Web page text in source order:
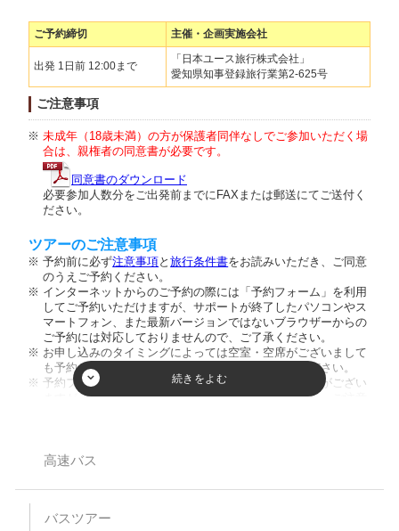
ご予約締切 主催・企画実施会社
出発 1日前 12:00まで
「日本ユース旅行株式会社」
愛知県知事登録旅行業第2-625号
ご注意事項
未成年（18歳未満）の方が保護者同伴なしでご参加いただく場
合は、親権者の同意書が必要です。
同意書のダウンロード
必要参加人数分をご出発前までにFAXまたは郵送にてご送付く
ださい。
ツアーのご注意事項
予約前に必ず注意事項と旅行条件書をお読みいただき、ご同意
のうえご予約ください。
インターネットからのご予約の際には「予約フォーム」を利用
してご予約いただけますが、サポートが終了したパソコンやス
マートフォン、また最新バージョンではないブラウザーからの
ご予約には対応しておりませんので、ご了承ください。
お申し込みのタイミングによっては空室・空席がございまして
も予約が成立しない場合がございますのでご了承ください。
予約フォーム内の人数欄に幼児のお客様の人数入力枠がござい
ますが、ご入力頂きましてもご人数に反映致しません。ご注意
す。
【バスプランについて】
います。当日、集合場所にお越しなられても、お断りさせてい
高速バス
バスツアー